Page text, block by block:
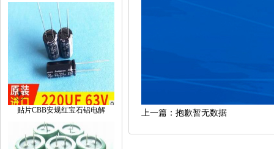
贴片CBB安规红宝石铝电解 上一篇：抱歉暂无数据